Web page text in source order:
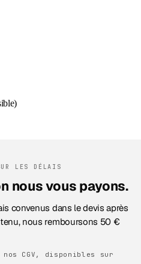
LES DÉLAIS
nous vous payons.
convenus dans le devis après
nous remboursons 50 €
CGV, disponibles sur